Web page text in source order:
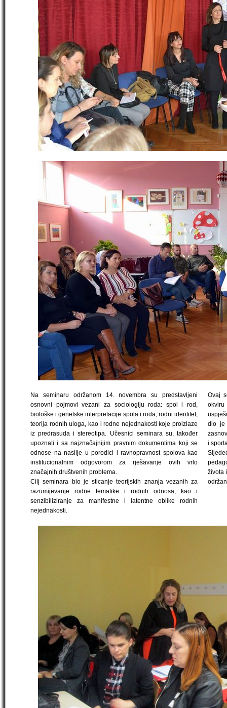
Na seminaru održanom 14. novembra su predstavljeni
osnovni pojmovi vezani za sociologiju roda: spol i rod,
biološke i genetske interpretacije spola i roda, rodni identitet,
teorija rodnih uloga, kao i rodne nejednakosti koje proizlaze
iz predrasuda i stereotipa. Učesnici seminara su, također
upoznati i sa najznačajnijim pravnim dokumentima koji se
odnose na nasilje u porodici i ravnopravnost spolova kao
institucionalnim odgovorom za rješavanje ovih vrlo
značajnih društvenih problema.
Cilj seminara bio je sticanje teorijskih znanja vezanih za
razumijevanje rodne tematike i rodnih odnosa, kao i
senzibiliziranje za manifestne i latentne oblike rodnih
nejednakosti.
Ovaj
dio je
i
života